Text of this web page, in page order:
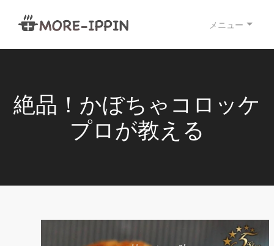
メニュー
絶品！かぼちゃコロッケ
プロが教える